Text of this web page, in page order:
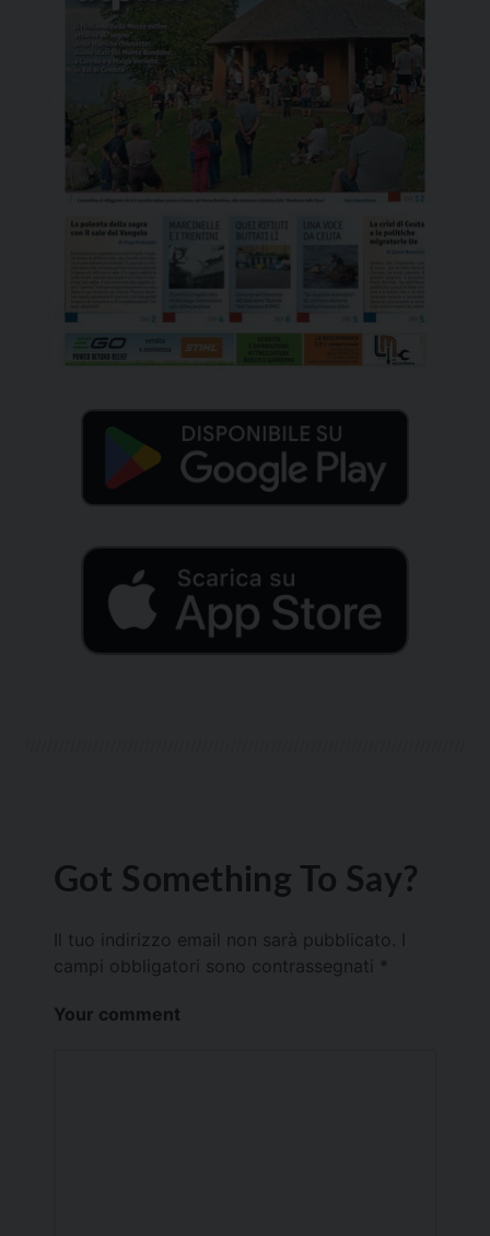
Got Something To Say?
Il tuo indirizzo email non sarà pubblicato.
campi obbligatori sono contrassegnati *
Your comment